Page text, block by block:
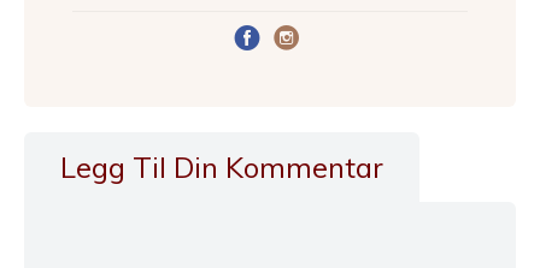
Legg Til Din Kommentar